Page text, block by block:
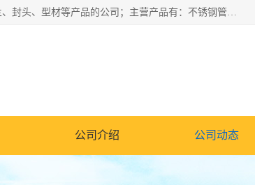
山东华钰金属材料有限公司是一家经营各种不锈钢管材、板材、圆钢、法兰、封头、型材等产品的公司；主营产品有：不锈钢管，激光切割，管件标准件，不锈钢圆钢，不锈钢人孔，不锈钢亮管，不锈钢角钢，不锈钢加工，不锈钢管子，不锈钢工业方管，不锈钢封头，不锈钢法兰，不锈钢阀门，不锈钢槽钢，不锈钢扁钢，不锈钢板等；可为客户制作各种规格的型材及不锈钢配件、非标准件及各种容器具等，能满足客户的不同采购要求。
公司介绍 公司动态